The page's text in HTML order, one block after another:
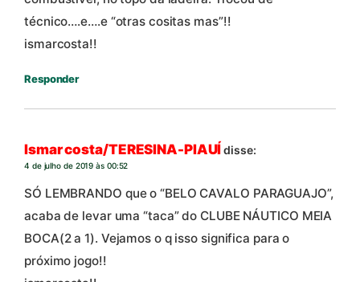
técnico….e….e “otras cositas mas”!!
ismarcosta!!
Responder
Ismar costa/TERESINA-PIAUÍdisse:
4 de julho de 2019 às 00:52
SÓ LEMBRANDO que o “BELO CAVALO PARAGUAJO”,
acaba de levar uma “taca” do CLUBE NÁUTICO MEIA
BOCA(2 a 1). Vejamos o q isso significa para o
próximo jogo!!